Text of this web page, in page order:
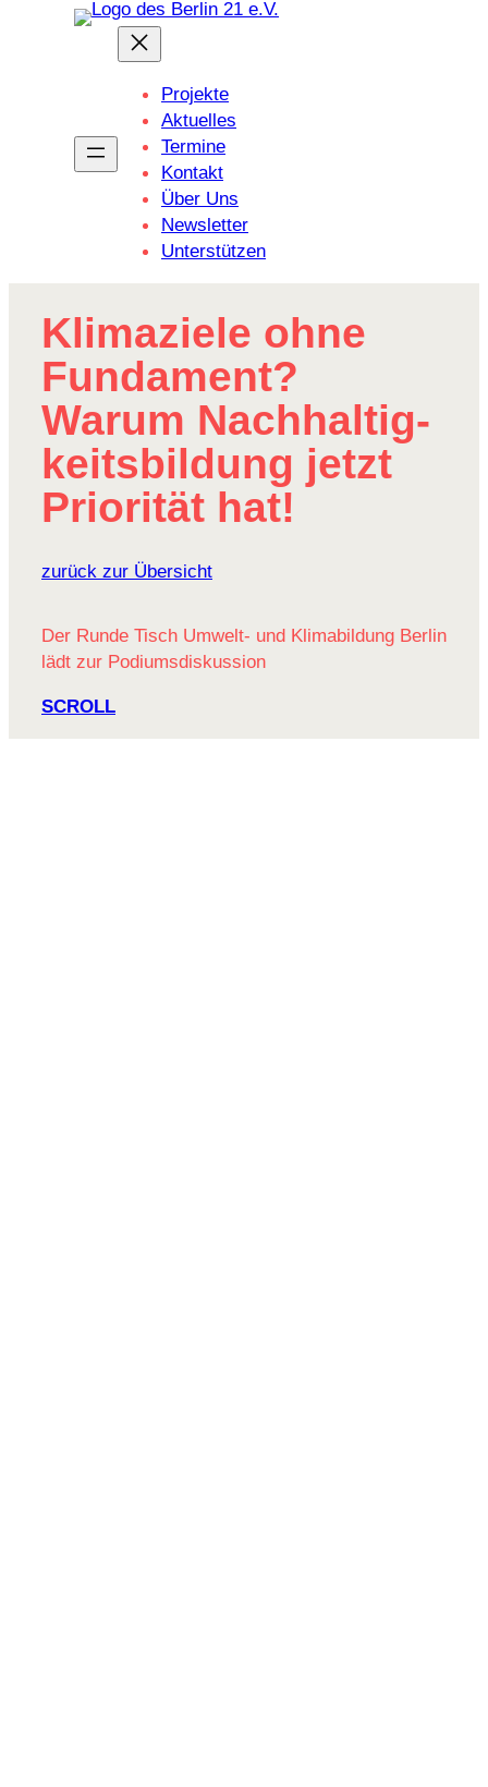
Projekte
Aktuelles
Termine
Kontakt
Über Uns
Newsletter
Unterstützen
Klima­ziele ohne
Funda­ment?
Warum Nach­hal­tig­
keits­bil­dung jetzt
Prio­rität hat!
zurück zur Übersicht
Der Runde Tisch Umwelt- und Klimabildung Berlin
lädt zur Podiumsdiskussion
SCROLL